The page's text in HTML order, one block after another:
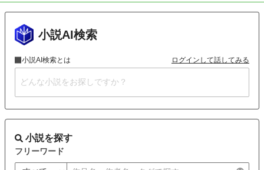
小説AI検索
小説AI検索とは ログインして話してみる
小説を探す
フリーワード